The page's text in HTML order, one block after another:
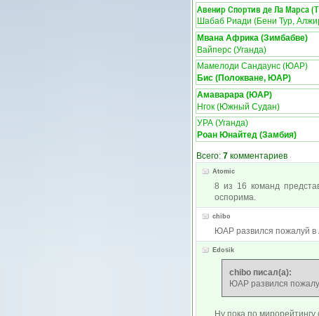
Авенир Спортив де Ла Марса
Шабаб Риади (Бени Тур,
Мвана Африка (Зимбабве)
Вайперс (Уганда)
Мамелоди Сандаунс (ЮАР)
Бис (Полокване, ЮАР)
Амаварара (ЮАР)
Нгок (Южный Судан)
УРА (Уганда)
Роан Юнайтед (Замбия)
Всего: 7 комментариев
Atomic
8 из 16 команд
оспорима.
chibo
ЮАР развился пожалуй
Edosik
chibo писал(а):
ЮАР развился
Ну пока по